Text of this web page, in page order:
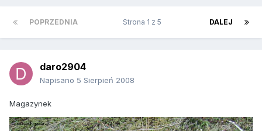
POPRZEDNIA DALEJ
Strona 1 z 5
daro2904
Napisano 5 Sierpień 2008
Magazynek